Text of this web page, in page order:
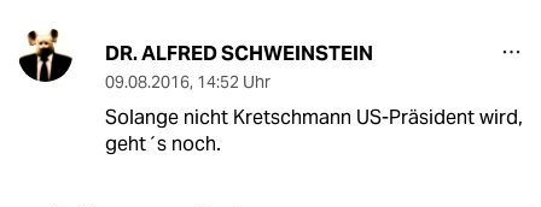
DR. ALFRED SCHWEINSTEIN
09.08.2016, 14:52 Uhr
Solange nicht Kretschmann US-Präsident wird,
geht´s noch.